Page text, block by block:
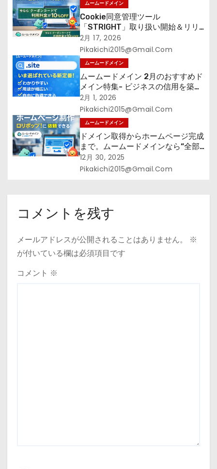
ムームードメイン
Cookie同意管理ツール
「STRIGHT」取り扱い開始＆リリ
ース記念キャンペーン【ムームード
メイン】
2月 17, 2026
Pikakichi2015@gmail.com
ムームードメイン
ムームードメイン 2月のおすすめド
メイン特集- ビジネスの信用を築く
――そのすべての起点となるのが独
自ドメイン
2月 1, 2026
Pikakichi2015@gmail.com
ムームードメイン
ドメイン取得からホームページ完成
まで。ムームードメインなら“全部
まとめて”安心スタート
12月 30, 2025
Pikakichi2015@gmail.com
コメントを残す
メールアドレスが公開されることはありません。
※
が付いている欄は必須項目です
コメント ※